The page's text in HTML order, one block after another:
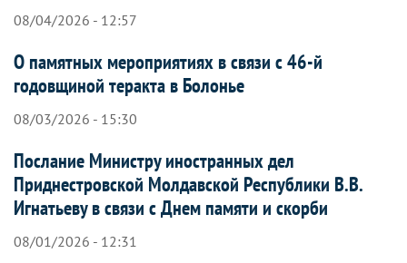
08/04/2026 - 12:57
О памятных мероприятиях в связи с 46-й
годовщиной теракта в Болонье
08/03/2026 - 15:30
Послание Министру иностранных дел
Приднестровской Молдавской Республики В.В.
Игнатьеву в связи с Днем памяти и скорби
08/01/2026 - 12:31